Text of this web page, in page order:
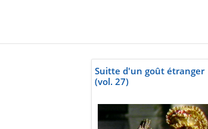
Suitte d'un goût étranger
(vol. 27)